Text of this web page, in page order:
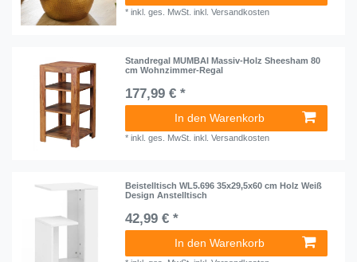
*inkl. ges. MwSt. inkl.Versandkosten
Standregal MUMBAI Massiv-Holz Sheesham 80
cm Wohnzimmer-Regal
177,99 € *
In den Warenkorb
*inkl. ges. MwSt. inkl.Versandkosten
Beistelltisch WL5.696 35x29,5x60 cm Holz Weiß
Design Anstelltisch
42,99 € *
In den Warenkorb